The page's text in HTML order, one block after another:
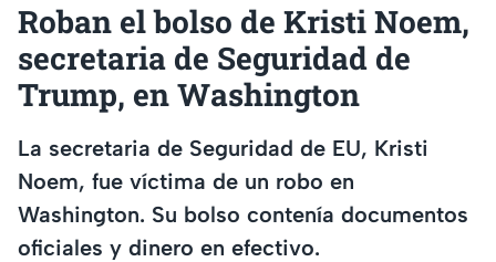
Roban el bolso de Kristi Noem,
secretaria de Seguridad de
Trump, en Washington
La secretaria de Seguridad de EU, Kristi
Noem, fue víctima de un robo en
Washington. Su bolso contenía documentos
oficiales y dinero en efectivo.